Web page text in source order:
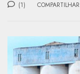
(1) COMPARTILHAR